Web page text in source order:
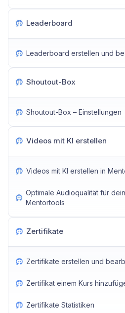
Leaderboard
Leaderboard erstellen und
Shoutout-Box
Shoutout-Box – Einstellungen
Videos mit KI erstellen
Videos mit KI erstellen in
Optimale Audioqualität für
Mentortools
Zertifikate
Zertifikate erstellen und
Zertifikat einem Kurs
Zertifikate Statistiken